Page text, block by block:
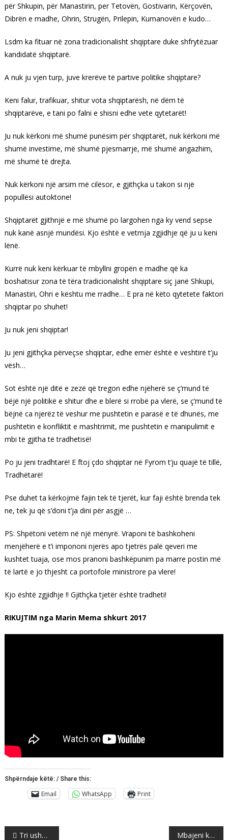
për Shkupin, për Manastirin, per Tetovën, Gostivarin, Kërçovën,
Dibrën e madhe, Ohrin, Strugën, Prilepin, Kumanovën e kudo…
Lsdm ka fituar në zona tradicionalisht shqiptare duke shfrytëzuar
kandidatë shqiptarë.
A nuk ju vjen turp, juve krerëve të partive politike shqiptare?
Keni falur, trafikuar, shitur vota shqiptarësh, në dëm të
shqiptarëve, e tani po falni e shisni edhe vete qytetarët!
Ju nuk kërkoni më shumë punësim për shqiptarët, nuk kërkoni më
shumë investime, më shumë pjesmarrje, më shumë angazhim,
më shumë të drejta.
Nuk kërkoni një arsim më cilësor, e gjithçka u takon si një
popullësi autoktone!
Shqiptarët gjithnjë e më shumë po largohen nga ky vend sepse
nuk kanë asnjë mundësi. Kjo është e vetmja zgjidhje që ju u keni
lënë.
Kurrë nuk keni kërkuar të mbyllni gropën e madhe që ka
boshatisur zona të tëra tradicionalisht shqiptare siç janë Shkupi,
Manastiri, Ohri e kështu me rradhe… E pra në këto qytetete faktori
shqiptar po shuhet!
Ju nuk jeni shqiptar!
Ju jeni gjithçka përveçse shqiptar, edhe emër është e veshtirë t’ju
vësh…
Sot është një ditë e zezë që tregon edhe njëherë se ç’mund të
bëjë një politikë e shitur dhe e blerë si rrobë pa vlerë, se ç’mund të
bëjnë ca njerëz të veshur me pushtetin e parasë e të dhunës, me
pushtetin e konfliktit e mashtrimit, me pushtetin e manipulimit e
mbi të gjitha të tradhetisë!
Po ju jeni tradhtarë! E ftoj çdo shqiptar në Fyrom t’ju quajë të tillë,
Tradhëtarë!
Pse duhet ta kërkojmë fajin tek të tjerët, kur faji është brenda tek
ne, tek ju që s’doni t’ja dini për asgjë …
PS: Shpëtoni vetëm në një mënyrë. Vraponi të bashkoheni
menjëherë e t’i impononi njerës apo tjetrës palë qeveri me
kushtet tuaja, ose mos pranoni bashkëpunim pa marre postin më
të lartë e jo thjesht ca portofole ministrore pa vlere!
Kjo është zgjidhje !! Gjithçka tjetër është tradheti!
RIKUJTIM nga Marin Mema shkurt 2017
Shpërndaje këtë: / Share this:
Email WhatsApp Print
PostTri ushqimet që përmirësojnë pasqyrën e gjakut Mbajeni këtë bimë brenda dhe kurrë minjtë s’do të futen në shtëpinë tuaj